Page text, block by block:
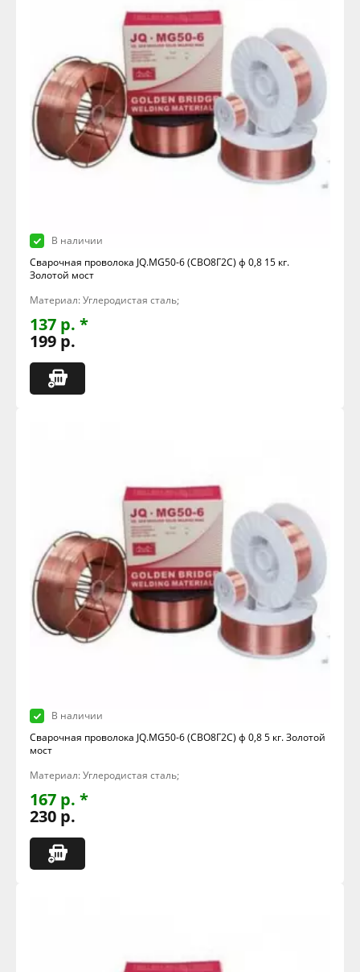
В наличии
Сварочная проволока JQ.MG50-6 (СВО8Г2С) ф 0,8 15 кг.
Золотой мост
Материал: Углеродистая сталь;
137 р. *
199 р.
В наличии
Сварочная проволока JQ.MG50-6 (СВО8Г2С) ф 0,8 5 кг. Золотой
мост
Материал: Углеродистая сталь;
167 р. *
230 р.